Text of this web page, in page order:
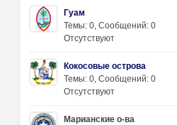
Гуам
Темы: 0, Сообщений: 0
Отсутствуют
Кокосовые острова
Темы: 0, Сообщений: 0
Отсутствуют
Марианские о-ва